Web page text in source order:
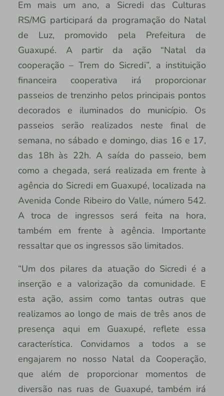
Em mais um ano, a Sicredi das Culturas
RS/MG participará da programação do Natal
de Luz, promovido pela Prefeitura de
Guaxupé. A partir da ação “Natal da
cooperação – Trem do Sicredi”, a instituição
financeira cooperativa irá proporcionar
passeios de trenzinho pelos principais pontos
decorados e iluminados do município. Os
passeios serão realizados neste final de
semana, no sábado e domingo, dias 16 e 17,
das 18h às 22h. A saída do passeio, bem
como a chegada, será realizada em frente à
agência do Sicredi em Guaxupé, localizada na
Avenida Conde Ribeiro do Valle, número 542.
A troca de ingressos será feita na hora,
também em frente à agência. Importante
ressaltar que os ingressos são limitados.
“Um dos pilares da atuação do Sicredi é a
inserção e a valorização da comunidade. E
esta ação, assim como tantas outras que
realizamos ao longo de mais de três anos de
presença aqui em Guaxupé, reflete essa
característica. Convidamos a todos a se
engajarem no nosso Natal da Cooperação,
que além de proporcionar momentos de
diversão nas ruas de Guaxupé, também irá